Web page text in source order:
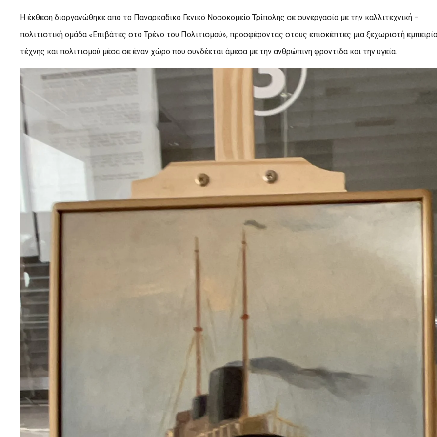
Η έκθεση διοργανώθηκε από το Παναρκαδικό Γενικό Νοσοκομείο Τρίπολης σε συνεργασία με την καλλιτεχνική –
πολιτιστική ομάδα «Επιβάτες στο Τρένο του Πολιτισμού», προσφέροντας στους επισκέπτες μια ξεχωριστή εμπειρία
τέχνης και πολιτισμού μέσα σε έναν χώρο που συνδέεται άμεσα με την ανθρώπινη φροντίδα και την υγεία.